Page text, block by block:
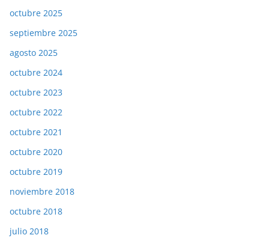
octubre 2025
septiembre 2025
agosto 2025
octubre 2024
octubre 2023
octubre 2022
octubre 2021
octubre 2020
octubre 2019
noviembre 2018
octubre 2018
julio 2018